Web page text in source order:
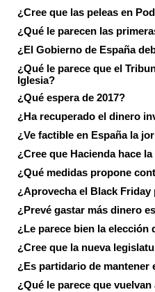
¿Cree que las peleas en
¿Qué le parecen las
¿El Gobierno de España
¿Qué le parece que el
Iglesia?
¿Qué espera de 2017?
¿Ha recuperado el dinero
¿Ve factible en España la
¿Cree que Hacienda hace
¿Qué medidas propone
¿Aprovecha el Black
¿Prevé gastar más dinero
¿Le parece bien la elección
¿Cree que la nueva
¿Es partidario de
¿Qué le parece que